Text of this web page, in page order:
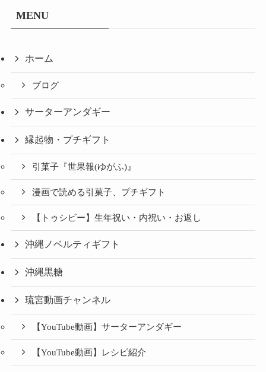
MENU
ホーム
ブログ
サーターアンダギー
縁起物・プチギフト
引菓子『世果報(ゆがふ)』
漫画で読める引菓子、プチギフト
【トゥシビー】生年祝い・内祝い・お返し
沖縄ノベルティギフト
沖縄黒糖
琉宮動画チャンネル
【YouTube動画】サーターアンダギー
【YouTube動画】レシピ紹介